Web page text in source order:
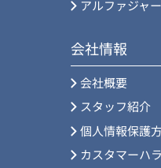
アルファジャ
会社情報
会社概要
スタッフ紹介
個人情報保護
カスタマーハ